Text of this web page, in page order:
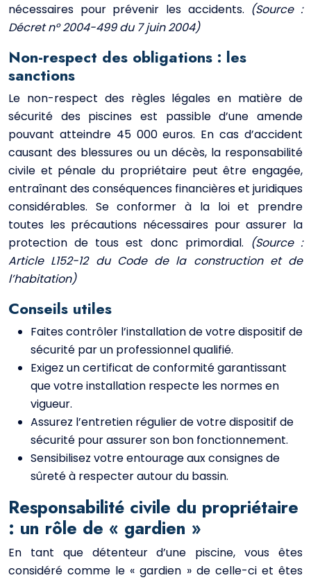
nécessaires pour prévenir les accidents. (Source :
Décret n° 2004-499 du 7 juin 2004)
Non-respect des obligations : les
sanctions
Le non-respect des règles légales en matière de
sécurité des piscines est passible d’une amende
pouvant atteindre 45 000 euros. En cas d’accident
causant des blessures ou un décès, la responsabilité
civile et pénale du propriétaire peut être engagée,
entraînant des conséquences financières et juridiques
considérables. Se conformer à la loi et prendre
toutes les précautions nécessaires pour assurer la
protection de tous est donc primordial. (Source :
Article L152-12 du Code de la construction et de
l’habitation)
Conseils utiles
Faites contrôler l’installation de votre dispositif de
sécurité par un professionnel qualifié.
Exigez un certificat de conformité garantissant
que votre installation respecte les normes en
vigueur.
Assurez l’entretien régulier de votre dispositif de
sécurité pour assurer son bon fonctionnement.
Sensibilisez votre entourage aux consignes de
sûreté à respecter autour du bassin.
Responsabilité civile du propriétaire
: un rôle de « gardien »
En tant que détenteur d’une piscine, vous êtes
considéré comme le « gardien » de celle-ci et êtes